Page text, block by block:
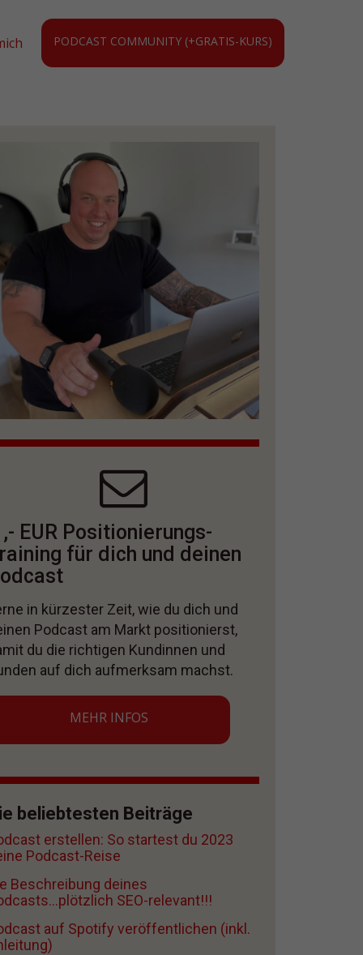
PODCAST COMMUNITY (+GRATIS-KURS)
,- EUR Positionierungs-
für dich und deinen
in kürzester Zeit, wie du dich und
Podcast am Markt positionierst,
du die richtigen Kundinnen und
auf dich aufmerksam machst.
MEHR INFOS
beliebtesten Beiträge
erstellen: So startest du 2023
Podcast-Reise
Beschreibung deines
SEO-relevant!!!
auf Spotify veröffentlichen (inkl.